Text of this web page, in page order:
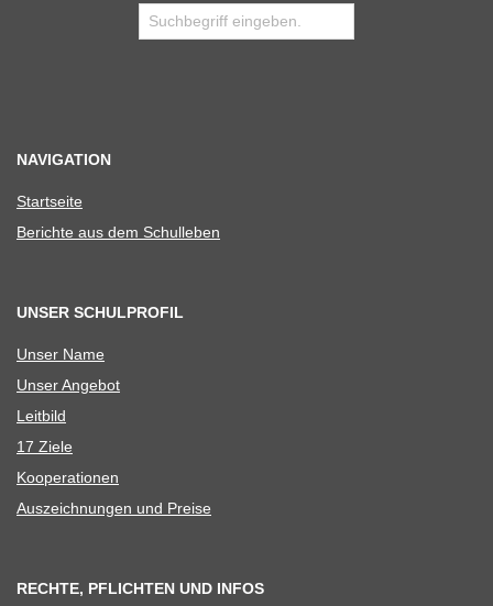
NAVIGATION
Start­seite
Berichte aus dem Schulleben
UNSER SCHULPROFIL
Unser Name
Unser Ange­bot
Leit­bild
17 Ziele
Koope­ra­tio­nen
Aus­zeich­nun­gen und Preise
RECHTE, PFLICHTEN UND INFOS